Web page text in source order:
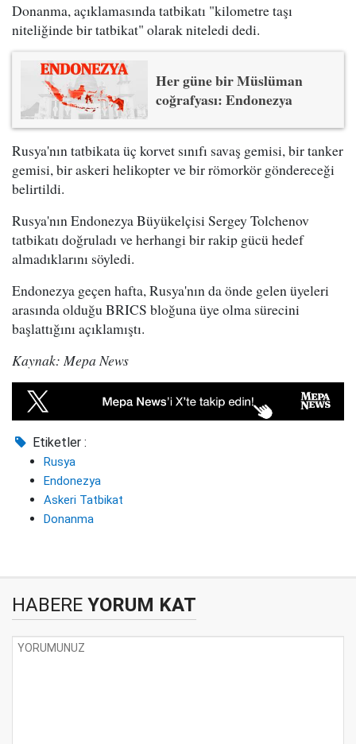
Donanma, açıklamasında tatbikatı "kilometre taşı
niteliğinde bir tatbikat" olarak niteledi dedi.
Her güne bir Müslüman
coğrafyası: Endonezya
Rusya'nın tatbikata üç korvet sınıfı savaş gemisi, bir tanker
gemisi, bir askeri helikopter ve bir römorkör göndereceği
belirtildi.
Rusya'nın Endonezya Büyükelçisi Sergey Tolchenov
tatbikatı doğruladı ve herhangi bir rakip gücü hedef
almadıklarını söyledi.
Endonezya geçen hafta, Rusya'nın da önde gelen üyeleri
arasında olduğu BRICS bloğuna üye olma sürecini
başlattığını açıklamıştı.
Kaynak: Mepa News
Etiketler :
Rusya
Endonezya
Askeri Tatbikat
Donanma
HABERE YORUM KAT